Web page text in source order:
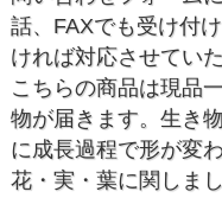
話、FAXでも受け付
ければ対応させてい
こちらの商品は現品
物が届きます。生き
に成長過程で形が変
花・実・葉に関しま